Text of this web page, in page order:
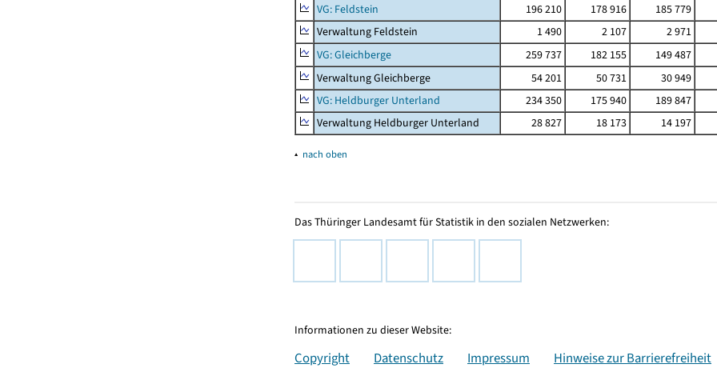
VG: Feldstein
196 210 178 916 185 779
Verwaltung Feldstein
1 490 2 107 2 971
VG: Gleichberge
259 737 182 155 149 487
Verwaltung Gleichberge
54 201 50 731 30 949
VG: Heldburger Unterland
234 350 175 940 189 847
Verwaltung Heldburger Unterland
28 827 18 173 14 197
▴ nach oben
Das Thüringer Landesamt für Statistik in den sozialen Netzwerken:
Informationen zu dieser Website:
Copyright Datenschutz Impressum Hinweise zur Barrierefreiheit